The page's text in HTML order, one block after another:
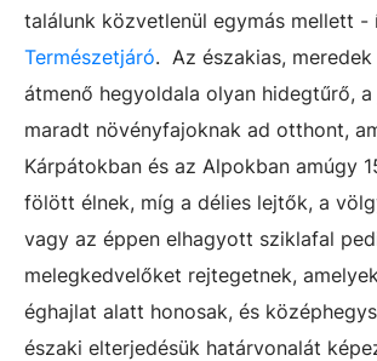
találunk közvetlenül egymás mellett -
Természetjáró. Az északias,
átmenő hegyoldala olyan hidegtűrő,
maradt növényfajoknak ad otthont,
Kárpátokban és az Alpokban amúgy
fölött élnek, míg a délies lejtők, a
vagy az éppen elhagyott sziklafal
melegkedvelőket rejtegetnek,
éghajlat alatt honosak, és
északi elterjedésük határvonalát